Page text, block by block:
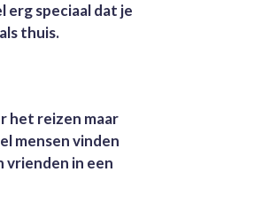
erg speciaal dat je
thuis.
het reizen maar
mensen vinden
vrienden in een